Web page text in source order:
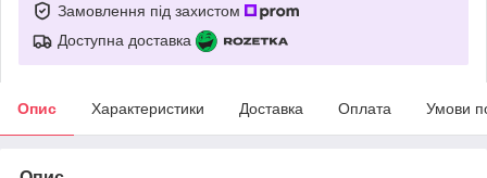
Замовлення під захистом
Доступна доставка
Опис Характеристики Доставка Оплата Умови